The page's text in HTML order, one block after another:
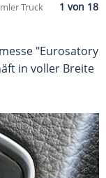
Truck
"Eurosatory
in voller Breite